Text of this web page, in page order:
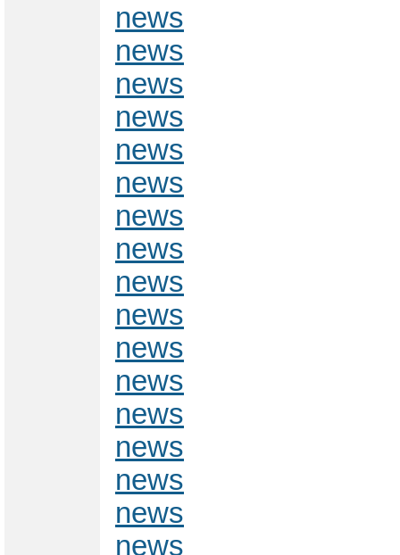
news
news
news
news
news
news
news
news
news
news
news
news
news
news
news
news
news